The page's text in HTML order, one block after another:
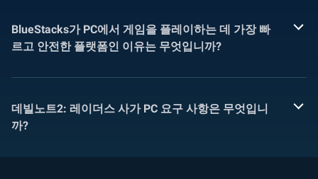
BlueStacks가 PC에서 게임을 플레이하는 데 가장 빠
르고 안전한 플랫폼인 이유는 무엇입니까?
데빌노트2: 레이더스 사가 PC 요구 사항은 무엇입니
까?